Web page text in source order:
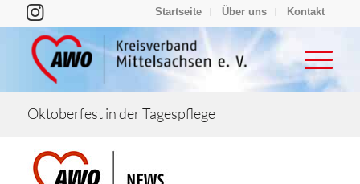
Startseite Über uns Kontakt
Oktoberfest in der Tagespflege